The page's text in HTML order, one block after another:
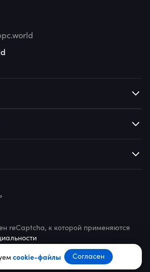
cookie-файлы Согласен
reCaptcha, к которой применяются